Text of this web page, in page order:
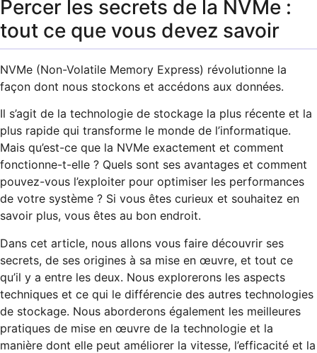
Percer les secrets de la NVMe :
tout ce que vous devez savoir
NVMe (Non-Volatile Memory Express) révolutionne la
façon dont nous stockons et accédons aux données.
Il s’agit de la technologie de stockage la plus récente et la
plus rapide qui transforme le monde de l’informatique.
Mais qu’est-ce que la NVMe exactement et comment
fonctionne-t-elle ? Quels sont ses avantages et comment
pouvez-vous l’exploiter pour optimiser les performances
de votre système ? Si vous êtes curieux et souhaitez en
savoir plus, vous êtes au bon endroit.
Dans cet article, nous allons vous faire découvrir ses
secrets, de ses origines à sa mise en œuvre, et tout ce
qu’il y a entre les deux. Nous explorerons les aspects
techniques et ce qui le différencie des autres technologies
de stockage. Nous aborderons également les meilleures
pratiques de mise en œuvre de la technologie et la
manière dont elle peut améliorer la vitesse, l’efficacité et la